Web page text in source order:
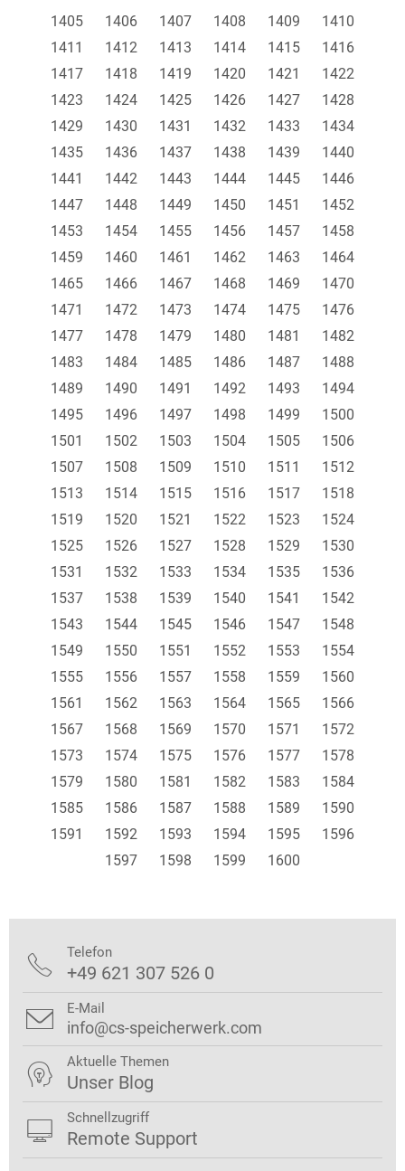
1405
1406 1407 1408 1409
1410
1411
1412 1413 1414 1415
1416
1417
1418 1419 1420 1421
1422
1423
1424 1425 1426 1427
1428
1429
1430 1431 1432 1433
1434
1435
1436 1437 1438 1439
1440
1441
1442 1443 1444 1445
1446
1447
1448 1449 1450 1451
1452
1453
1454 1455 1456 1457
1458
1459
1460 1461 1462 1463
1464
1465
1466 1467 1468 1469
1470
1471
1472 1473 1474 1475
1476
1477
1478 1479 1480 1481
1482
1483
1484 1485 1486 1487
1488
1489
1490 1491 1492 1493
1494
1495
1496 1497 1498 1499
1500
1501
1502 1503 1504 1505
1506
1507
1508 1509 1510 1511
1512
1513
1514 1515 1516 1517
1518
1519
1520 1521 1522 1523
1524
1525
1526 1527 1528 1529
1530
1531
1532 1533 1534 1535
1536
1537
1538 1539 1540 1541
1542
1543
1544 1545 1546 1547
1548
1549
1550 1551 1552 1553
1554
1555
1556 1557 1558 1559
1560
1561
1562 1563 1564 1565
1566
1567
1568 1569 1570 1571
1572
1573
1574 1575 1576 1577
1578
1579
1580 1581 1582 1583
1584
1585
1586 1587 1588 1589
1590
1591
1592 1593 1594 1595
1596
1597
1598 1599 1600
 Telefon
+49 621 307 526 0
 E-Mail
info@cs-speicherwerk.com
 Aktuelle Themen
Unser Blog
 Schnellzugriff
Remote Support